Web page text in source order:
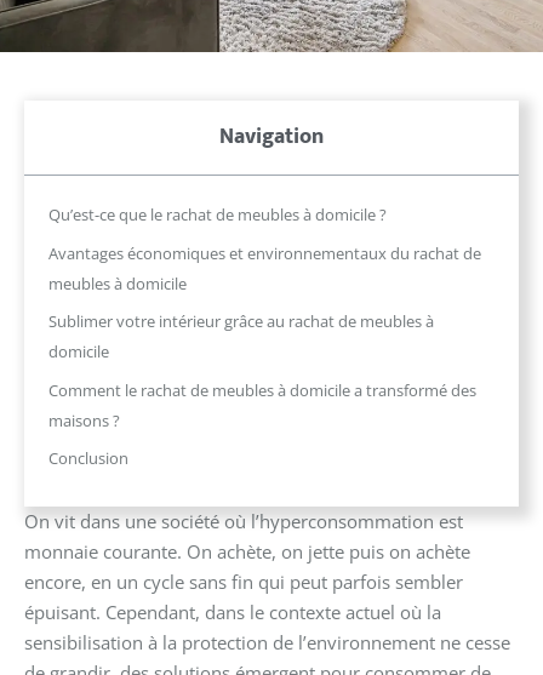
Navigation
Qu’est-ce que le rachat de meubles à domicile ?
Avantages économiques et environnementaux du rachat de
meubles à domicile
Sublimer votre intérieur grâce au rachat de meubles à
domicile
Comment le rachat de meubles à domicile a transformé des
maisons ?
Conclusion
On vit dans une société où l’hyperconsommation est
monnaie courante. On achète, on jette puis on achète
encore, en un cycle sans fin qui peut parfois sembler
épuisant. Cependant, dans le contexte actuel où la
sensibilisation à la protection de l’environnement ne cesse